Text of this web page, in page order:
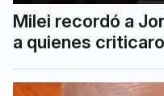
Milei recordó a
a quienes